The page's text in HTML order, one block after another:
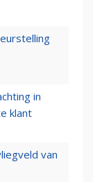
in
klant
van